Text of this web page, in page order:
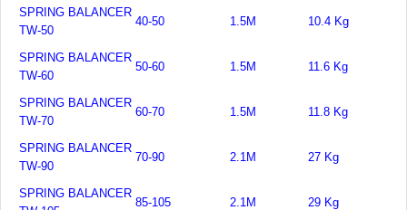
SPRING BALANCER
TW-50
40-50 1.5M 10.4 Kg
SPRING BALANCER
TW-60
50-60 1.5M 11.6 Kg
SPRING BALANCER
TW-70
60-70 1.5M 11.8 Kg
SPRING BALANCER
TW-90
70-90 2.1M 27 Kg
SPRING BALANCER
85-105 2.1M 29 Kg